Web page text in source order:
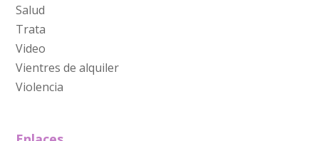
Salud
Trata
Video
Vientres de alquiler
Violencia